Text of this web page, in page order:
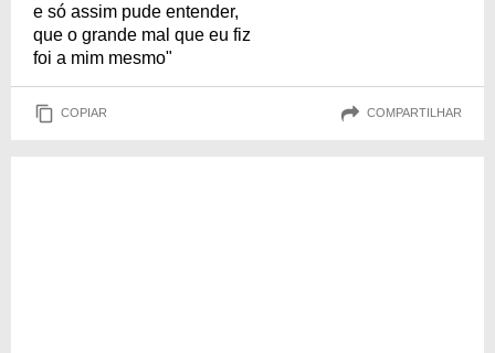
e só assim pude entender,
que o grande mal que eu fiz
foi a mim mesmo"
COPIAR COMPARTILHAR